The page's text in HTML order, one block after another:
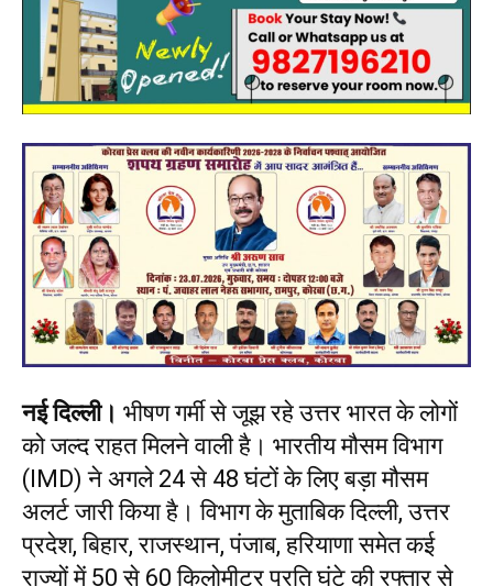
नई दिल्ली। भीषण गर्मी से जूझ रहे उत्तर भारत के लोगों
को जल्द राहत मिलने वाली है। भारतीय मौसम विभाग
(IMD) ने अगले 24 से 48 घंटों के लिए बड़ा मौसम
अलर्ट जारी किया है। विभाग के मुताबिक दिल्ली, उत्तर
प्रदेश, बिहार, राजस्थान, पंजाब, हरियाणा समेत कई
राज्यों में 50 से 60 किलोमीटर प्रति घंटे की रफ्तार से